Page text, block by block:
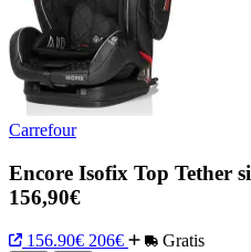
Carrefour
Encore Isofix Top Tether
156,90€
156.90€ 206€ Gratis